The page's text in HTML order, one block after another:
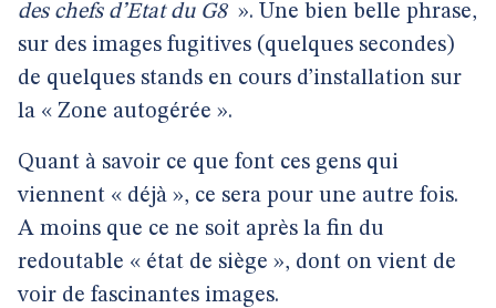
des chefs d’Etat du G8 ». Une bien belle phrase,
sur des images fugitives (quelques secondes)
de quelques stands en cours d’installation sur
la « Zone autogérée ».
Quant à savoir ce que font ces gens qui
viennent « déjà », ce sera pour une autre fois.
A moins que ce ne soit après la fin du
redoutable « état de siège », dont on vient de
voir de fascinantes images.